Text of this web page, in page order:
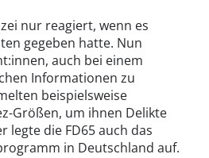
nur reagiert, wenn es
gegeben hatte. Nun
auch bei einem
Informationen zu
beispielsweise
Größen, um ihnen Delikte
legte die FD65 auch das
in Deutschland auf.